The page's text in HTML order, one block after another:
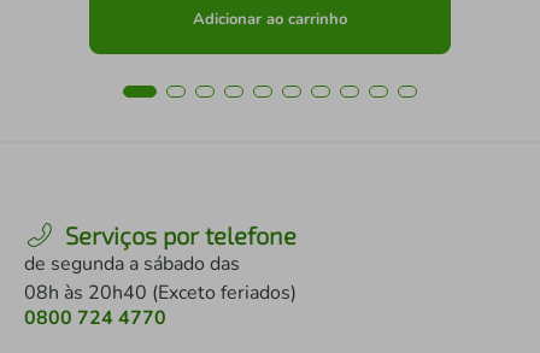
Adicionar ao carrinho
Serviços por telefone
de segunda a sábado das
08h às 20h40 (Exceto feriados)
0800 724 4770